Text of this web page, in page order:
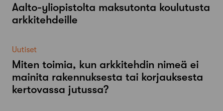
Aalto-​yliopistolta maksutonta koulutusta
arkkitehdeille
Uutiset
Miten toimia, kun arkkitehdin nimeä ei
mainita rakennuksesta tai korjauksesta
kertovassa jutussa?